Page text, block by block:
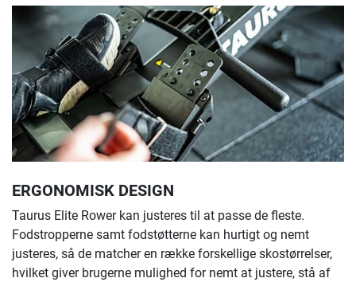
ERGONOMISK DESIGN
Taurus Elite Rower kan justeres til at passe de fleste.
Fodstropperne samt fodstøtterne kan hurtigt og nemt
justeres, så de matcher en række forskellige skostørrelser,
hvilket giver brugerne mulighed for nemt at justere, stå af